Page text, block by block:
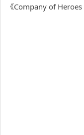
《Company of